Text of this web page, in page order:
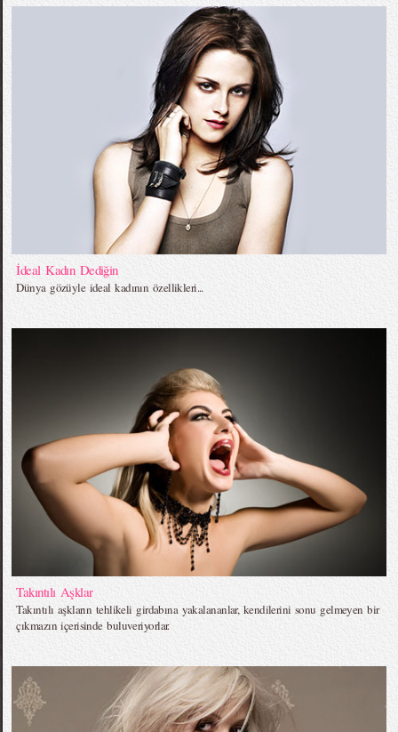
İdeal Kadın Dediğin
Dünya gözüyle ideal kadının özellikleri...
Takıntılı Aşklar
Takıntılı aşkların tehlikeli girdabına yakalananlar, kendilerini sonu gelmeyen bir
çıkmazın içerisinde buluveriyorlar.